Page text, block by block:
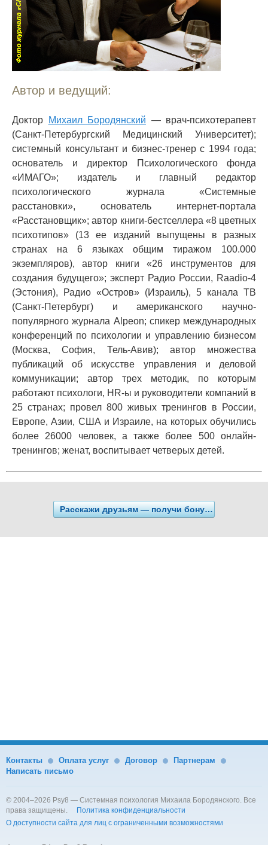
Автор и ведущий:
Доктор Михаил Бородянский — врач-психотерапевт
(Санкт-Петербургский Медицинский Университет);
системный консультант и бизнес-тренер с 1994 года;
основатель и директор Психологического фонда
«ИМАГО»; издатель и главный редактор
психологического журнала «Системные
расстановки», основатель интернет-портала
«Расстановщик»; автор книги-бестселлера «8 цветных
психотипов» (13 ее изданий выпущены в разных
странах на 6 языках общим тиражом 100.000
экземпляров), автор книги «26 инструментов для
создания будущего»; эксперт Радио России, Raadio-4
(Эстония), Радио «Остров» (Израиль), 5 канала ТВ
(Санкт-Петербург) и американского научно-
популярного журнала Alpeon; спикер международных
конференций по психологии и управлению бизнесом
(Москва, София, Тель-Авив); автор множества
публикаций об искусстве управления и деловой
коммуникации; автор трех методик, по которым
работают психологи, HR-ы и руководители компаний в
25 странах; провел 800 живых тренингов в России,
Европе, Азии, США и Израиле, на которых обучились
более 26000 человек, а также более 500 онлайн-
тренингов; женат, воспитывает четверых детей.
Расскажи друзьям — получи бонусы!
Контакты Оплата услуг Договор
Партнерам
Написать письмо
© 2004–2026 Psy8 — Системная психология Михаила Бородянского. Все
права защищены.
Политика конфиденциальности
О доступности сайта для лиц с ограниченными возможностями